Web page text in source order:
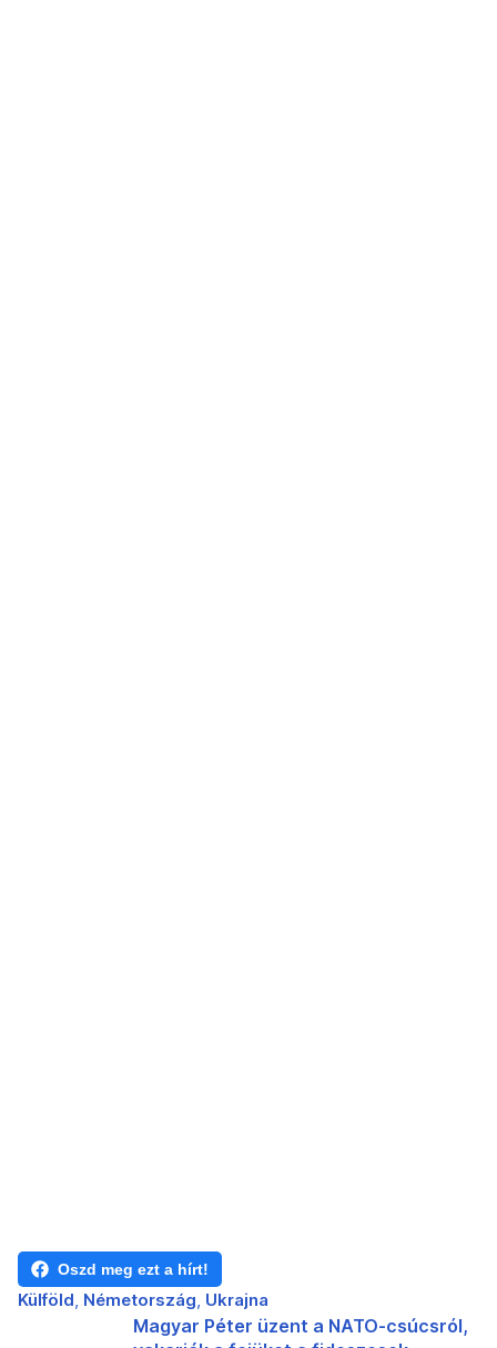
Oszd meg ezt a hírt!
Külföld Németország Ukrajna
Magyar Péter üzent a NATO-csúcsról,